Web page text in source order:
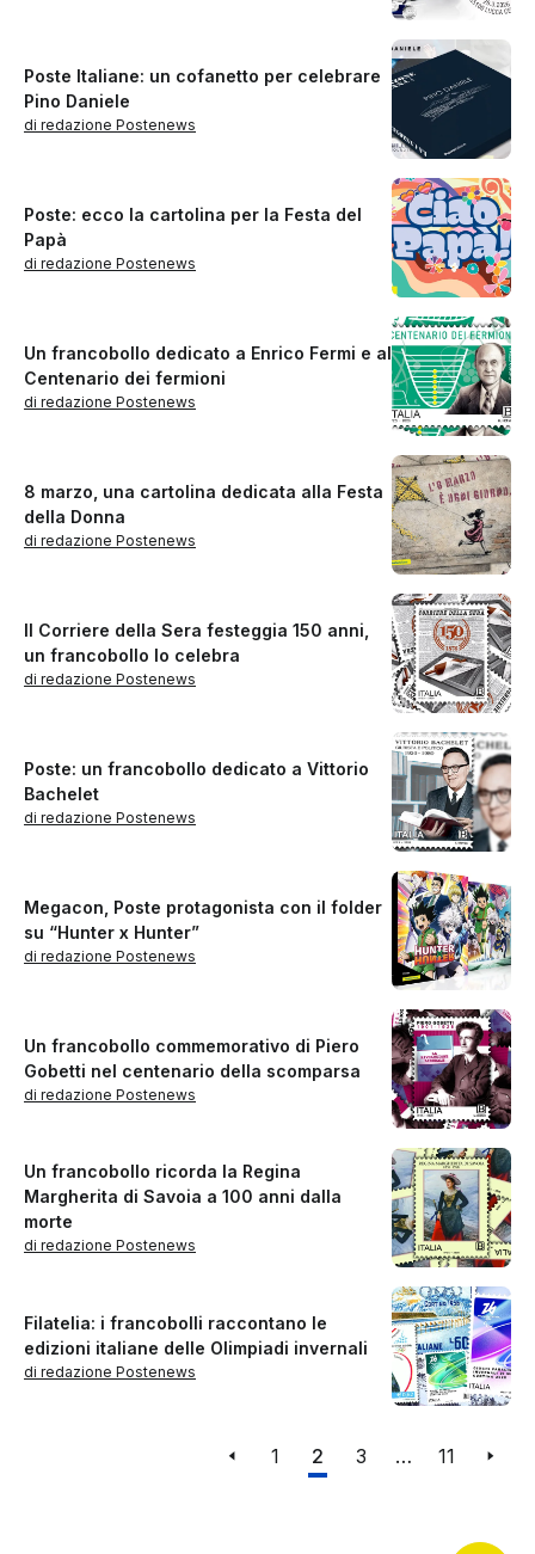
Poste Italiane: un cofanetto per celebrare
Pino Daniele
di redazione Postenews
Poste: ecco la cartolina per la Festa del
Papà
di redazione Postenews
Un francobollo dedicato a Enrico Fermi e al
Centenario dei fermioni
di redazione Postenews
8 marzo, una cartolina dedicata alla Festa
della Donna
di redazione Postenews
Il Corriere della Sera festeggia 150 anni,
un francobollo lo celebra
di redazione Postenews
Poste: un francobollo dedicato a Vittorio
Bachelet
di redazione Postenews
Megacon, Poste protagonista con il folder
su “Hunter x Hunter”
di redazione Postenews
Un francobollo commemorativo di Piero
Gobetti nel centenario della scomparsa
di redazione Postenews
Un francobollo ricorda la Regina
Margherita di Savoia a 100 anni dalla
morte
di redazione Postenews
Filatelia: i francobolli raccontano le
edizioni italiane delle Olimpiadi invernali
di redazione Postenews
1 2 3 … 11